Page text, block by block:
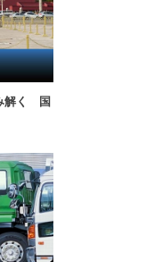
解く 国